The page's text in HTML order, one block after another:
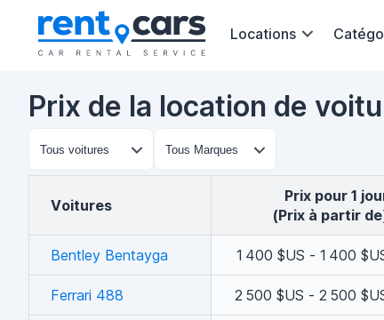
Locations
Prix de la location de
voitures
Prix pour 1
(Prix à partir
Bentley Bentayga 1 400 $US - 1 400
Ferrari 488 2 500 $US - 2 500